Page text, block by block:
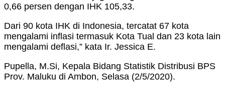
0,66 persen dengan IHK 105,33.
Dari 90 kota IHK di Indonesia, tercatat 67 kota
mengalami inflasi termasuk Kota Tual dan 23 kota lain
mengalami deflasi,” kata Ir. Jessica E.
Pupella, M.Si, Kepala Bidang Statistik Distribusi BPS
Prov. Maluku di Ambon, Selasa (2/5/2020).